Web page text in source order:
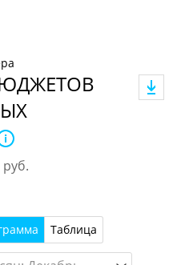
Таблица